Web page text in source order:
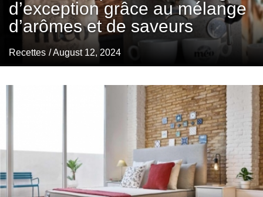
d’exception grâce au mélange
d’arômes et de saveurs
Recettes / August 12, 2024